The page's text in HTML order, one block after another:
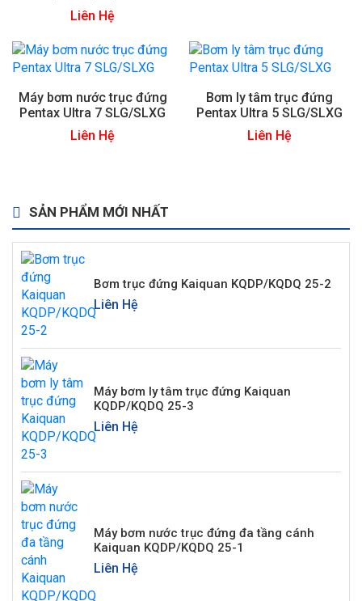
Liên Hệ
Máy bơm nước trục đứng
Pentax Ultra 7 SLG/SLXG
Liên Hệ
Bơm ly tâm trục đứng
Pentax Ultra 5 SLG/SLXG
Liên Hệ
SẢN PHẨM MỚI NHẤT
Bơm trục đứng Kaiquan KQDP/KQDQ 25-2
Liên Hệ
Máy bơm ly tâm trục đứng Kaiquan
KQDP/KQDQ 25-3
Liên Hệ
Máy bơm nước trục đứng đa tầng cánh
Kaiquan KQDP/KQDQ 25-1
Liên Hệ